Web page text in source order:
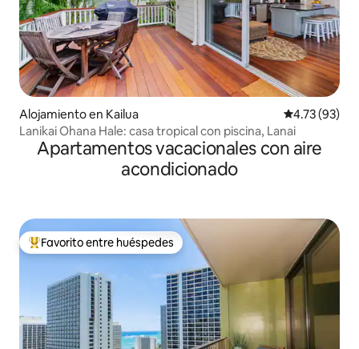
Alojamiento en Kailua Calificación
4.73 (93)
Lanikai Ohana Hale: casa tropical con piscina, Lanai
Apartamentos vacacionales con aire
acondicionado
Favorito entre huéspedes preferido
Favorito entre huéspedes